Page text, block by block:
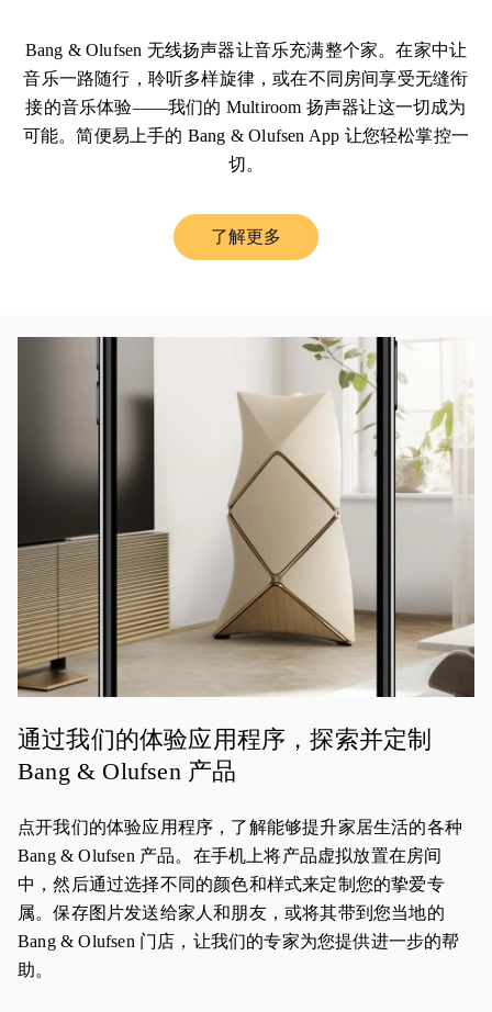
Bang & Olufsen 无线扬声器让音乐充满整个家。在家中让
音乐一路随行，聆听多样旋律，或在不同房间享受无缝衔
接的音乐体验——我们的 Multiroom 扬声器让这一切成为
可能。简便易上手的 Bang & Olufsen App 让您轻松掌控一
切。
了解更多Link Opens in New Tab
通过我们的体验应用程序，探索并定制
Bang & Olufsen 产品
点开我们的体验应用程序，了解能够提升家居生活的各种
Bang & Olufsen 产品。在手机上将产品虚拟放置在房间
中，然后通过选择不同的颜色和样式来定制您的挚爱专
属。保存图片发送给家人和朋友，或将其带到您当地的
Bang & Olufsen 门店，让我们的专家为您提供进一步的帮
助。